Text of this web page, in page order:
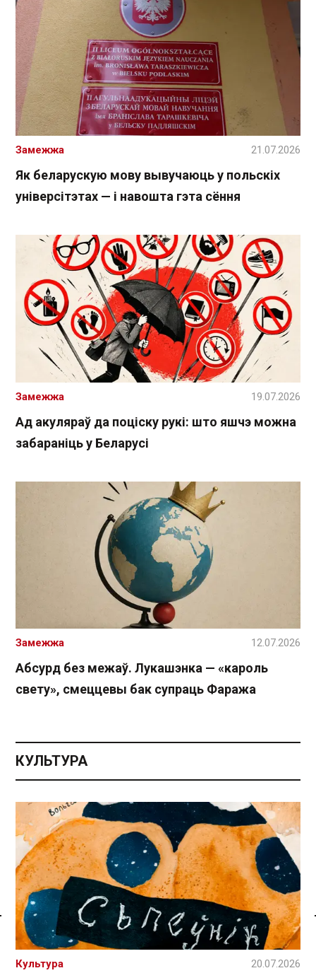
Спасылка без VPN
Як беларускую мову вывучаюць у польскіх
універсітэтах — і навошта гэта сёння
Замежжа 21.07.2026
Ад акуляраў да поціску рукі: што яшчэ можна
забараніць у Беларусі
Замежжа 19.07.2026
Абсурд без межаў. Лукашэнка — «кароль
свету», смеццевы бак супраць Фаража
Замежжа 12.07.2026
КУЛЬТУРА
Культура 20.07.2026